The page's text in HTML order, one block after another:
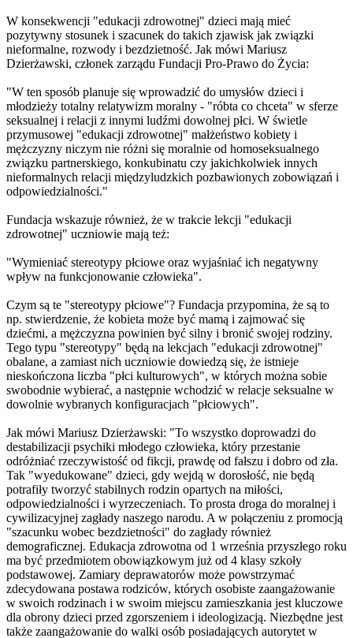
W konsekwencji "edukacji zdrowotnej" dzieci mają mieć
pozytywny stosunek i szacunek do takich zjawisk jak związki
nieformalne, rozwody i bezdzietność. Jak mówi Mariusz
Dzierżawski, członek zarządu Fundacji Pro-Prawo do Życia:
"W ten sposób planuje się wprowadzić do umysłów dzieci i
młodzieży totalny relatywizm moralny - "róbta co chceta" w sferze
seksualnej i relacji z innymi ludźmi dowolnej płci. W świetle
przymusowej "edukacji zdrowotnej" małżeństwo kobiety i
mężczyzny niczym nie różni się moralnie od homoseksualnego
związku partnerskiego, konkubinatu czy jakichkolwiek innych
nieformalnych relacji międzyludzkich pozbawionych zobowiązań i
odpowiedzialności."
Fundacja wskazuje również, że w trakcie lekcji "edukacji
zdrowotnej" uczniowie mają też:
"Wymieniać stereotypy płciowe oraz wyjaśniać ich negatywny
wpływ na funkcjonowanie człowieka".
Czym są te "stereotypy płciowe"? Fundacja przypomina, że są to
np. stwierdzenie, że kobieta może być mamą i zajmować się
dziećmi, a mężczyzna powinien być silny i bronić swojej rodziny.
Tego typu "stereotypy" będą na lekcjach "edukacji zdrowotnej"
obalane, a zamiast nich uczniowie dowiedzą się, że istnieje
nieskończona liczba "płci kulturowych", w których można sobie
swobodnie wybierać, a następnie wchodzić w relacje seksualne w
dowolnie wybranych konfiguracjach "płciowych".
Jak mówi Mariusz Dzierżawski: "To wszystko doprowadzi do
destabilizacji psychiki młodego człowieka, który przestanie
odróżniać rzeczywistość od fikcji, prawdę od fałszu i dobro od zła.
Tak "wyedukowane" dzieci, gdy wejdą w dorosłość, nie będą
potrafiły tworzyć stabilnych rodzin opartych na miłości,
odpowiedzialności i wyrzeczeniach. To prosta droga do moralnej i
cywilizacyjnej zagłady naszego narodu. A w połączeniu z promocją
"szacunku wobec bezdzietności" do zagłady również
demograficznej. Edukacja zdrowotna od 1 września przyszłego roku
ma być przedmiotem obowiązkowym już od 4 klasy szkoły
podstawowej. Zamiary deprawatorów może powstrzymać
zdecydowana postawa rodziców, których osobiste zaangażowanie
w swoich rodzinach i w swoim miejscu zamieszkania jest kluczowe
dla obrony dzieci przed zgorszeniem i ideologizacją. Niezbędne jest
także zaangażowanie do walki osób posiadających autorytet w